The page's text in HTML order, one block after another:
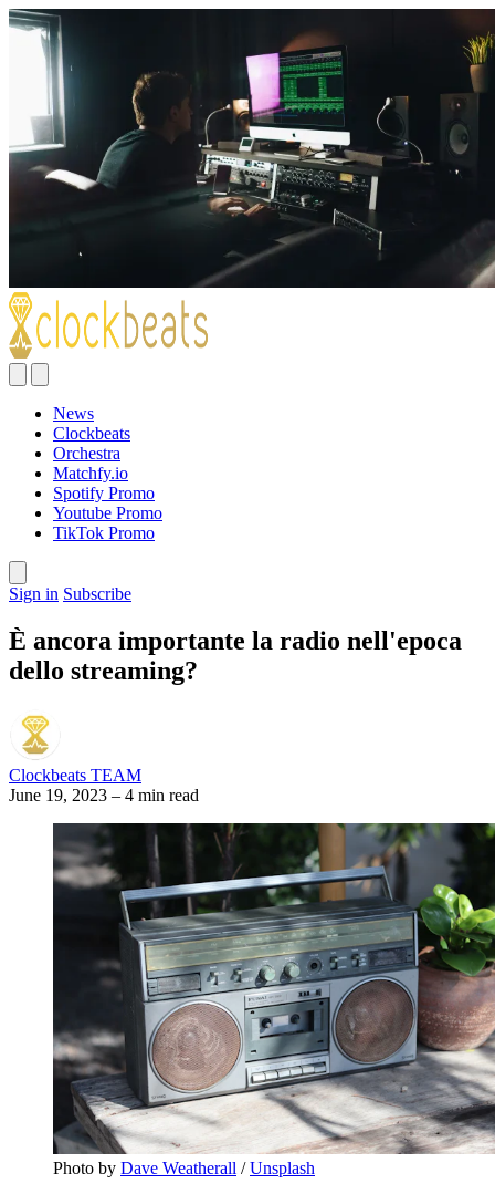
News
Clockbeats
Orchestra
Matchfy.io
Spotify Promo
Youtube Promo
TikTok Promo
Sign in Subscribe
È ancora importante la radio nell'epoca
dello streaming?
Clockbeats TEAM
June 19, 2023 – 4 min read
Photo by Dave Weatherall /Unsplash